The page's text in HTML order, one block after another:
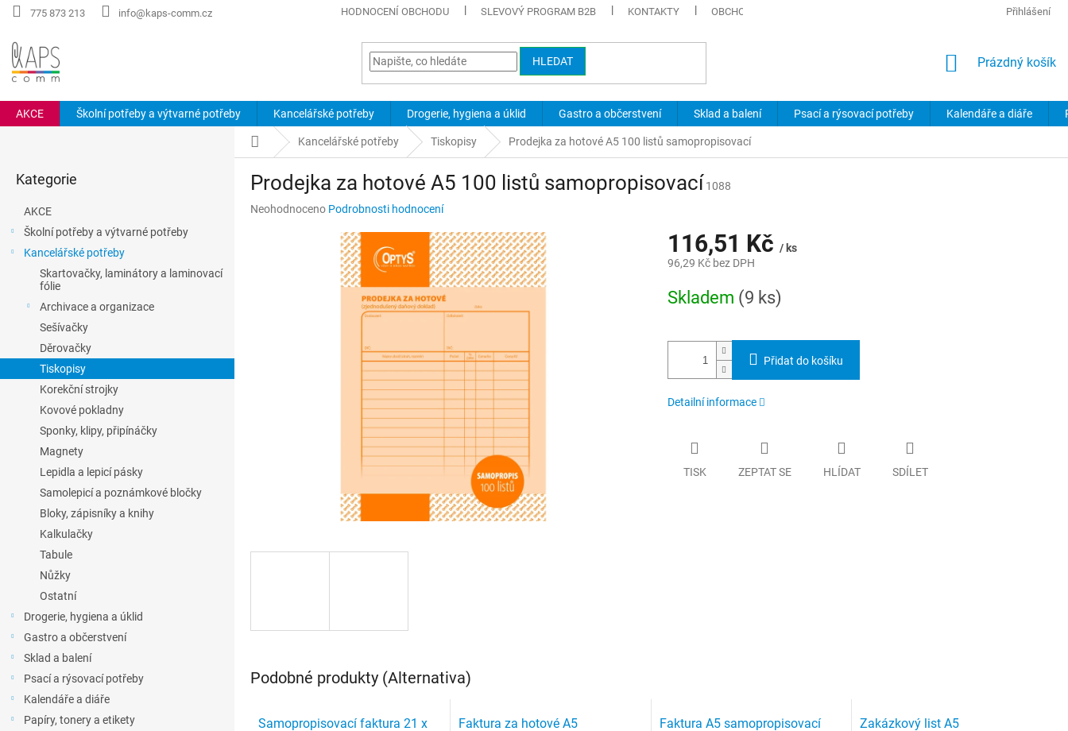
Přejít
775 873 213 info@kaps-comm.cz HODNOCENÍ OBCHODU SLEVOVÝ PROGRAM B2B KONTAKTY OBCHODNÍ PODMÍNKY PODMÍNKY OCHRANY OSOBNÍCH ÚDAJŮ
Přihlášení
HLEDAT
NÁKUPNÍ
Prázdný košík
AKCE Školní potřeby a výtvarné potřeby Kancelářské potřeby Drogerie, hygiena a úklid Gastro a občerstvení Sklad a balení Psací a rýsovací potřeby Kalendáře a diáře
l
kategorie
Kategorie
AKCE
Školní potřeby a výtvarné potřeby
Kancelářské potřeby
Skartovačky, laminátory a laminovací
fólie
Archivace a organizace
Sešívačky
Děrovačky
Tiskopisy
Korekční strojky
Kovové pokladny
Sponky, klipy, připínáčky
Magnety
Lepidla a lepicí pásky
Samolepicí a poznámkové bločky
Bloky, zápisníky a knihy
Kalkulačky
Tabule
Nůžky
Ostatní
Drogerie, hygiena a úklid
Gastro a občerstvení
Sklad a balení
Psací a rýsovací potřeby
Kalendáře a diáře
Papíry, tonery a etikety
Domů Kancelářské potřeby Tiskopisy Prodejka za hotové A5 100 listů samopropisovací
Prodejka za hotové A5 100 listů samopropisovací 1088
Průměrné
Neohodnoceno Podrobnosti hodnocení
116,51 Kč / ks
96,29 Kč bez DPH
cena:
Skladem (9 ks)
Přidat do košíku
Detailní informace
TISK ZEPTAT SE HLÍDAT SDÍLET
Podobné produkty (Alternativa)
Samopropisovací faktura 21 x
Faktura za hotové A5
Faktura A5 samopropisovací
Zakázkový list A5